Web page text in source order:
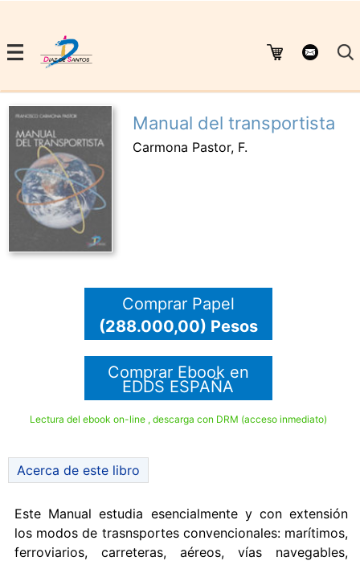
Manual del transportista
Carmona Pastor, F.
Comprar Papel
(288.000,00) Pesos
Comprar Ebook en
EDDS ESPAÑA
Lectura del ebook on-line , descarga con DRM (acceso inmediato)
Acerca de este libro
Este Manual estudia esencialmente y con extensión
los modos de trasnsportes convencionales: marítimos,
ferroviarios, carreteras, aéreos, vías navegables,